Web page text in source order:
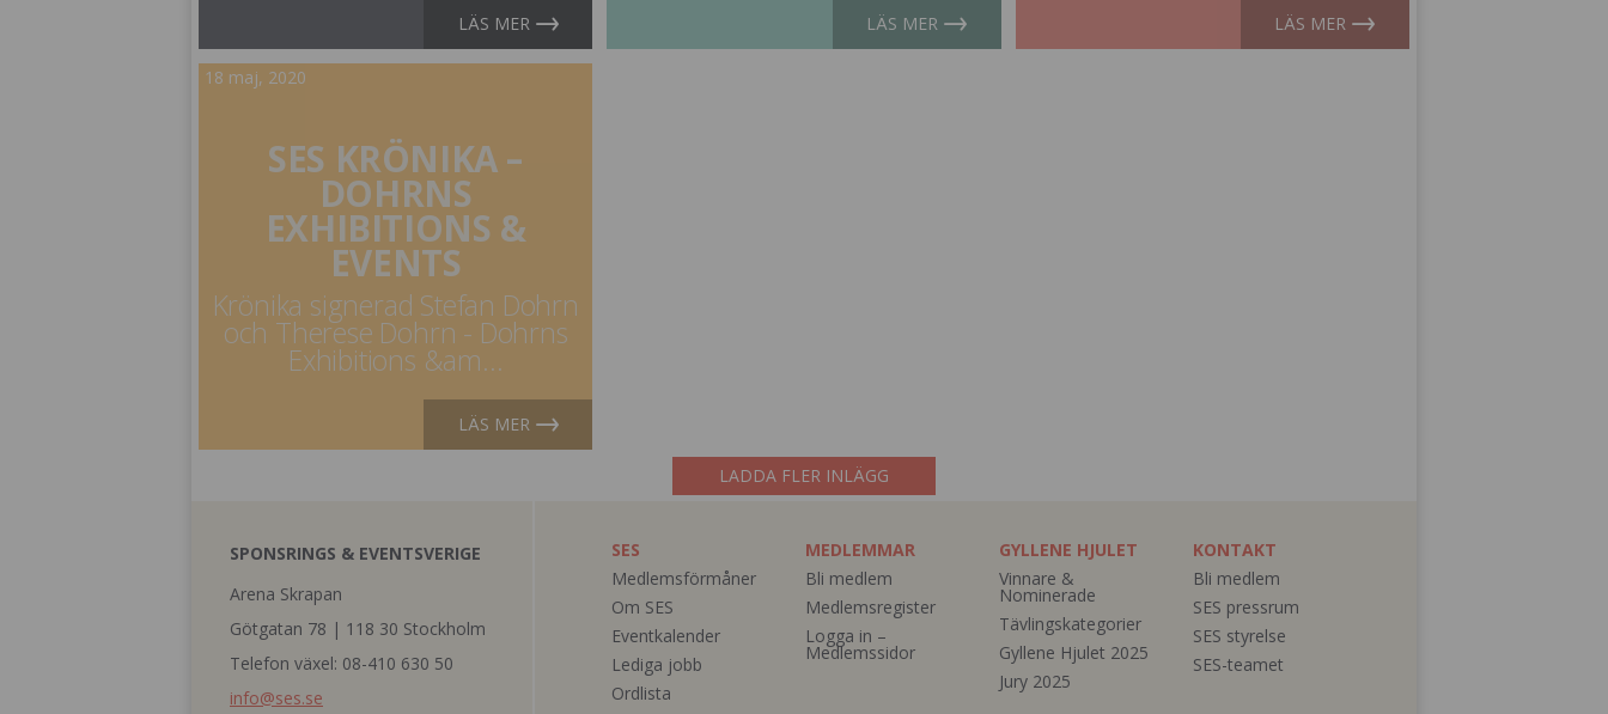
LÄS MER LÄS MER LÄS MER
18 maj, 2020
SES KRÖNIKA –
DOHRNS
EXHIBITIONS &
EVENTS
Krönika signerad Stefan Dohrn
och Therese Dohrn - Dohrns
Exhibitions &am...
LÄS MER
LADDA FLER INLÄGG
SPONSRINGS & EVENTSVERIGE
Arena Skrapan
Götgatan 78 | 118 30 Stockholm
Telefon växel: 08-410 630 50
info@ses.se
SES
Medlemsförmåner
Om SES
Eventkalender
Lediga jobb
Ordlista
MEDLEMMAR
Bli medlem
Medlemsregister
Logga in –
Medlemssidor
GYLLENE HJULET
Vinnare &
Nominerade
Tävlingskategorier
Gyllene Hjulet 2025
Jury 2025
KONTAKT
Bli medlem
SES pressrum
SES styrelse
SES-teamet